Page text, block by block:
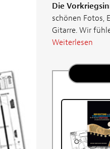
Die
schönen Fotos,
Gitarre. Wir
Weiterlesen